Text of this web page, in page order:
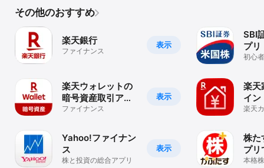
の契約締結前交付書面等をよくお読みになり、内容について十分に
ご理解ください。
商号等:楽天証券株式会社/金融商品取引業者 関東財務局長(金商)第
195号、商品先物取引業者、加入協会:日本証券業協会、一般社団法
人金融先物取引業協会、日本商品先物取引協会、一般社団法人第二
種金融商品取引業協会、一般社団法人資産運用業協会
その他のおすすめ
表示
楽天銀行
ファイナンス
表示
楽天ウォレットの
暗号資産取引アプ
リ
ファイナンス
表示
Yahoo!ファイナン
ス
株と投資の総合アプリ
SBI
プリ
初心
ス
楽天
イン
気の
楽天
株た
プリ
の株
本格